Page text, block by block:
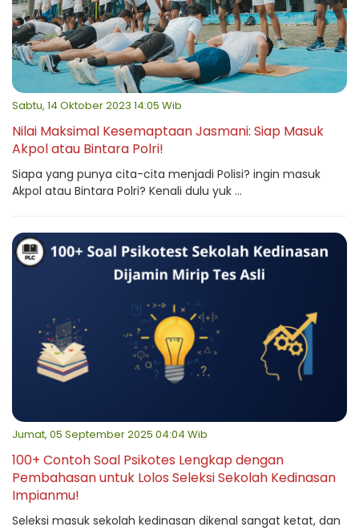
Sabtu, 14 Oktober 2023 14:05 Wib
Nilai Maksimal Kesemaptaan Jasmani: Siap Masuk
Akpol atau Bintara Polri!
Siapa yang punya cita-cita menjadi Polisi? ingin masuk
Akpol atau Bintara Polri? Kenali dulu yuk ...
Jumat, 05 September 2025 04:04 Wib
100+ Contoh Soal Psikotes Lengkap dengan
Pembahasan untuk Lolos Seleksi Sekolah Kedinasan
Impianmu!
Seleksi masuk sekolah kedinasan dikenal sangat ketat, dan